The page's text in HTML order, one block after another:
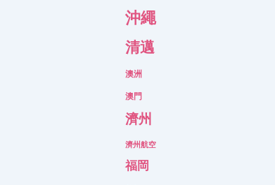
沖繩
清邁
澳洲
澳門
濟州
濟州航空
福岡